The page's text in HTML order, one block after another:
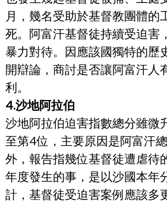
月，幾名受助於基督教團體的
死。阿富汗基督徒持續受迫害
暴力對待。因應該國獨特的歷
開辯論，商討是否讓阿富汗人
利。
4.沙地阿拉伯
沙地阿拉伯迫害指數總分雖微
至第4位，主要原因是阿富汗
外，報告指幾位基督徒遭虐待
年度發生的事，是以沙國本年
計，基督徒受迫害案例應該多